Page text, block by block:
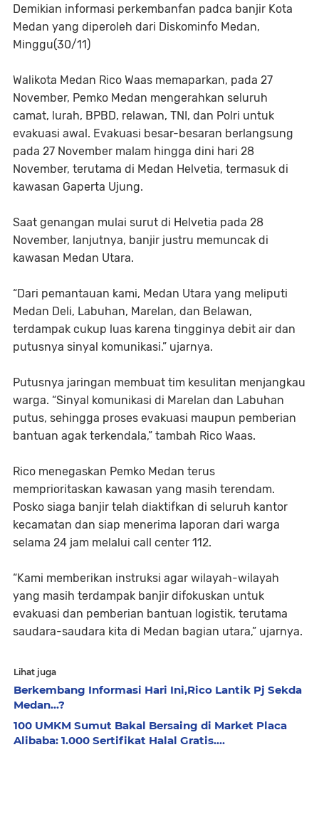
Demikian informasi perkembanfan padca banjir Kota
Medan yang diperoleh dari Diskominfo Medan,
Minggu(30/11)
Walikota Medan Rico Waas memaparkan, pada 27
November, Pemko Medan mengerahkan seluruh
camat, lurah, BPBD, relawan, TNI, dan Polri untuk
evakuasi awal. Evakuasi besar-besaran berlangsung
pada 27 November malam hingga dini hari 28
November, terutama di Medan Helvetia, termasuk di
kawasan Gaperta Ujung.
Saat genangan mulai surut di Helvetia pada 28
November, lanjutnya, banjir justru memuncak di
kawasan Medan Utara.
“Dari pemantauan kami, Medan Utara yang meliputi
Medan Deli, Labuhan, Marelan, dan Belawan,
terdampak cukup luas karena tingginya debit air dan
putusnya sinyal komunikasi.” ujarnya.
Putusnya jaringan membuat tim kesulitan menjangkau
warga. “Sinyal komunikasi di Marelan dan Labuhan
putus, sehingga proses evakuasi maupun pemberian
bantuan agak terkendala,” tambah Rico Waas.
Rico menegaskan Pemko Medan terus
memprioritaskan kawasan yang masih terendam.
Posko siaga banjir telah diaktifkan di seluruh kantor
kecamatan dan siap menerima laporan dari warga
selama 24 jam melalui call center 112.
“Kami memberikan instruksi agar wilayah-wilayah
yang masih terdampak banjir difokuskan untuk
evakuasi dan pemberian bantuan logistik, terutama
saudara-saudara kita di Medan bagian utara,” ujarnya.
Lihat juga
Berkembang Informasi Hari Ini,Rico Lantik Pj Sekda
Medan...?
100 UMKM Sumut Bakal Bersaing di Market Placa
Alibaba: 1.000 Sertifikat Halal Gratis....